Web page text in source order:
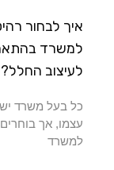
איך לבחור
למשרד
לעיצוב החלל?
כל בעל משרד
עצמו, אך
למשרד